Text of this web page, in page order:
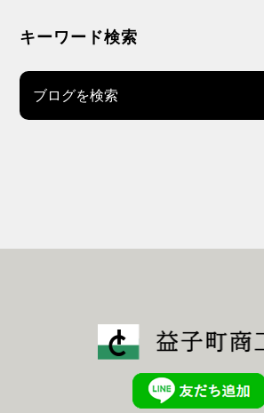
キーワード検索